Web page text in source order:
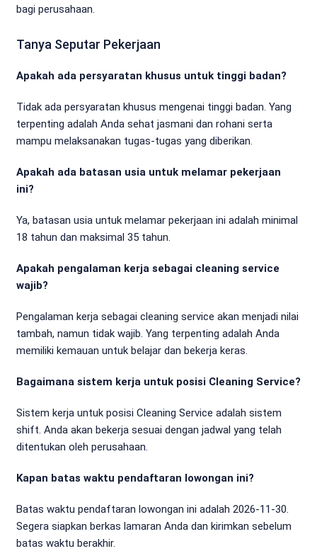
bagi perusahaan.
Tanya Seputar Pekerjaan
Apakah ada persyaratan khusus untuk tinggi badan?
Tidak ada persyaratan khusus mengenai tinggi badan. Yang
terpenting adalah Anda sehat jasmani dan rohani serta
mampu melaksanakan tugas-tugas yang diberikan.
Apakah ada batasan usia untuk melamar pekerjaan
ini?
Ya, batasan usia untuk melamar pekerjaan ini adalah minimal
18 tahun dan maksimal 35 tahun.
Apakah pengalaman kerja sebagai cleaning service
wajib?
Pengalaman kerja sebagai cleaning service akan menjadi nilai
tambah, namun tidak wajib. Yang terpenting adalah Anda
memiliki kemauan untuk belajar dan bekerja keras.
Bagaimana sistem kerja untuk posisi Cleaning Service?
Sistem kerja untuk posisi Cleaning Service adalah sistem
shift. Anda akan bekerja sesuai dengan jadwal yang telah
ditentukan oleh perusahaan.
Kapan batas waktu pendaftaran lowongan ini?
Batas waktu pendaftaran lowongan ini adalah 2026-11-30.
Segera siapkan berkas lamaran Anda dan kirimkan sebelum
batas waktu berakhir.